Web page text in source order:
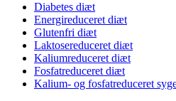
Diabetes diæt
Energireduceret diæt
Glutenfri diæt
Laktosereduceret diæt
Kaliumreduceret diæt
Fosfatreduceret diæt
Kalium- og fosfatreduceret